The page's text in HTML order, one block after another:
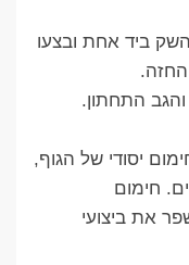
ביד אחת ובצעו
החזה.
התחתון.
יסודי של הגוף,
חימום
את ביצועי